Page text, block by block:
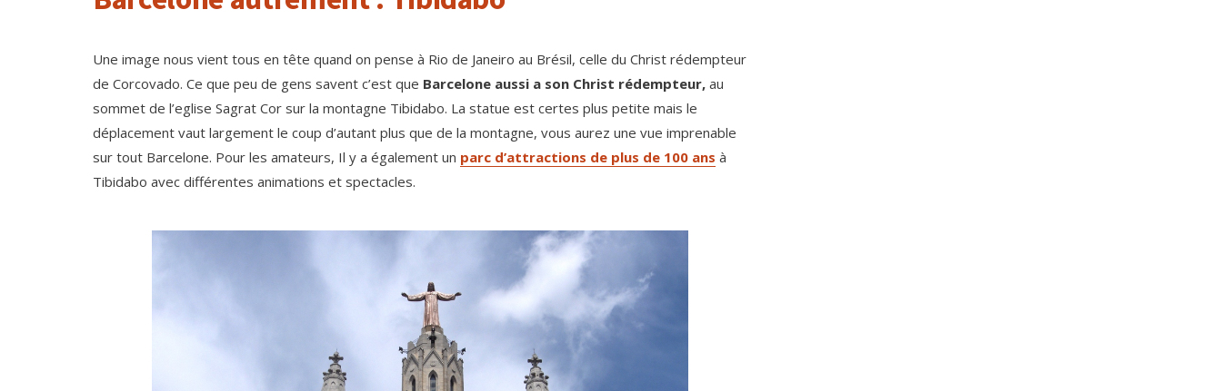
Une image nous vient tous en tête quand on pense à Rio de Janeiro au Brésil, celle du Christ rédempteur
de Corcovado. Ce que peu de gens savent c’est que Barcelone aussi a son Christ rédempteur, au
sommet de l’eglise Sagrat Cor sur la montagne Tibidabo. La statue est certes plus petite mais le
déplacement vaut largement le coup d’autant plus que de la montagne, vous aurez une vue imprenable
sur tout Barcelone. Pour les amateurs, Il y a également un parc d’attractions de plus de 100 ans à
Tibidabo avec différentes animations et spectacles.